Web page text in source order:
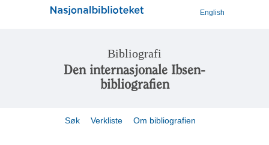
English
Bibliografi
Den internasjonale Ibsen-
bibliografien
Søk Verkliste Om bibliografien